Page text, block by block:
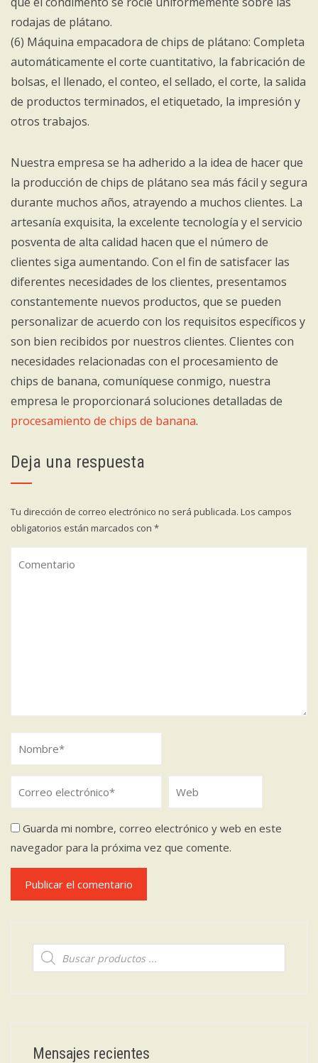
rodajas de plátano.
(6) Máquina empacadora de chips de plátano: Completa
automáticamente el corte cuantitativo, la fabricación de
bolsas, el llenado, el conteo, el sellado, el corte, la salida
de productos terminados, el etiquetado, la impresión y
otros trabajos.
Nuestra empresa se ha adherido a la idea de hacer que
la producción de chips de plátano sea más fácil y segura
durante muchos años, atrayendo a muchos clientes. La
artesanía exquisita, la excelente tecnología y el servicio
posventa de alta calidad hacen que el número de
clientes siga aumentando. Con el fin de satisfacer las
diferentes necesidades de los clientes, presentamos
constantemente nuevos productos, que se pueden
personalizar de acuerdo con los requisitos específicos y
son bien recibidos por nuestros clientes. Clientes con
necesidades relacionadas con el procesamiento de
chips de banana, comuníquese conmigo, nuestra
empresa le proporcionará soluciones detalladas de
procesamiento de chips de banana.
Deja una respuesta
Tu dirección de correo electrónico no será publicada. Los campos
obligatorios están marcados con *
Guarda mi nombre, correo electrónico y web en este
navegador para la próxima vez que comente.
Búsqueda
de
productos
Mensajes recientes